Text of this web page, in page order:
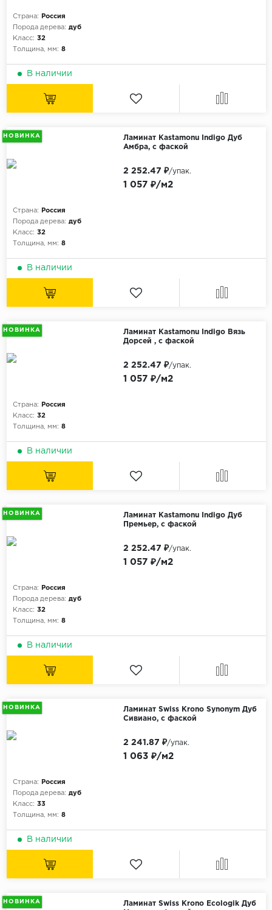
Страна:
Россия
Порода дерева: дуб
Класс: 32
Толщина, мм: 8
В наличии
НОВИНКА
Ламинат Kastamonu Indigo Дуб
Амбра, с фаской
Страна:
Россия
Порода дерева: дуб
Класс: 32
Толщина, мм: 8
1 057 ₽/м2
2 252.47 ₽/упак.
В наличии
НОВИНКА
Ламинат Kastamonu Indigo Вязь
Дорсей , с фаской
Страна:
Россия
Класс: 32
Толщина, мм: 8
1 057 ₽/м2
2 252.47 ₽/упак.
В наличии
НОВИНКА
Ламинат Kastamonu Indigo Дуб
Премьер, с фаской
Страна:
Россия
Порода дерева: дуб
Класс: 32
Толщина, мм: 8
1 057 ₽/м2
2 252.47 ₽/упак.
В наличии
НОВИНКА
Ламинат Swiss Krono Synonym Дуб
Сивиано, с фаской
Страна:
Россия
Порода дерева: дуб
Класс: 33
Толщина, мм: 8
1 063 ₽/м2
2 241.87 ₽/упак.
В наличии
НОВИНКА
Ламинат Swiss Krono Ecologik Дуб